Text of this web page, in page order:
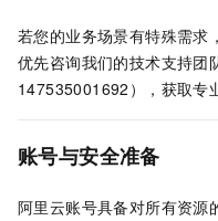
若您的业务场景有特殊需求
优先咨询我们的技术支持团
147535001692），获取专
账号与安全准备
阿里云账号具备对所有资源